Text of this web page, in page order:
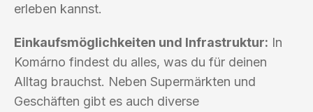
erleben kannst.
Einkaufsmöglichkeiten und Infrastruktur: In
Komárno findest du alles, was du für deinen
Alltag brauchst. Neben Supermärkten und
Geschäften gibt es auch diverse